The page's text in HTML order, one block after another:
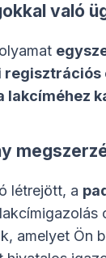
való
regisztrációs
lakcíméhez
létrejött, a
amelyet Ön